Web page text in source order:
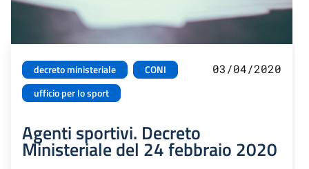
decreto ministeriale
CONI
ufficio per lo sport
03/04/2020
Agenti sportivi. Decreto
Ministeriale del 24 febbraio 2020